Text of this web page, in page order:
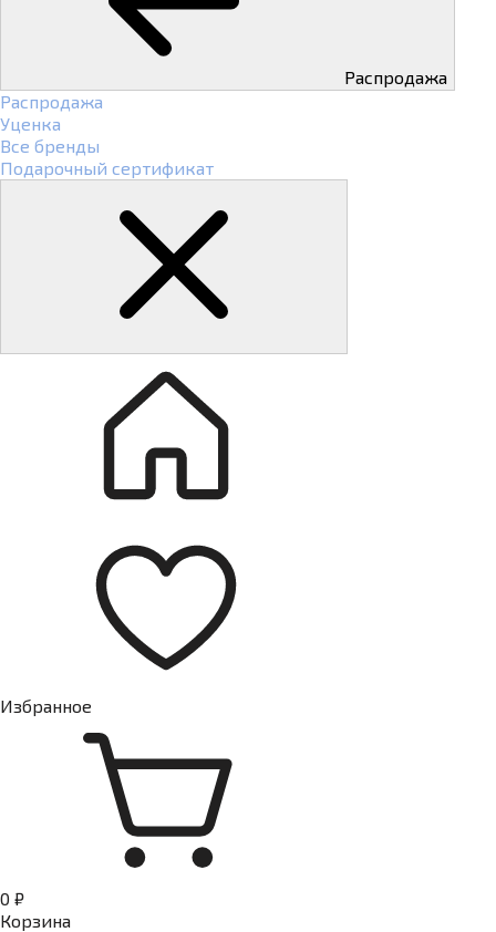
Распродажа
Распродажа
Уценка
Все бренды
Подарочный сертификат
Избранное
0 ₽
Корзина